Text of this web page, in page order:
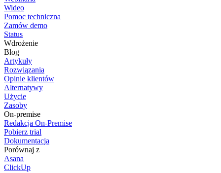
Wideo
Pomoc techniczna
Zamów demo
Status
Wdrożenie
Blog
Artykuły
Rozwiązania
Opinie klientów
Alternatywy
Użycie
Zasoby
On-premise
Redakcja On-Premise
Pobierz trial
Dokumentacja
Porównaj z
Asana
ClickUp